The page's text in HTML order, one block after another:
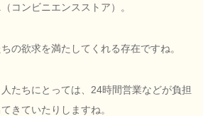
コンビニエンスストア）。
の欲求を満たしてくれる存在ですね。
たちにとっては、24時間営業などが負担
きていたりしますね。